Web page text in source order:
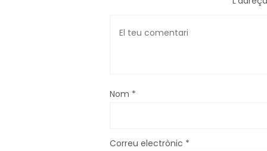
Nom *
Correu electrònic *